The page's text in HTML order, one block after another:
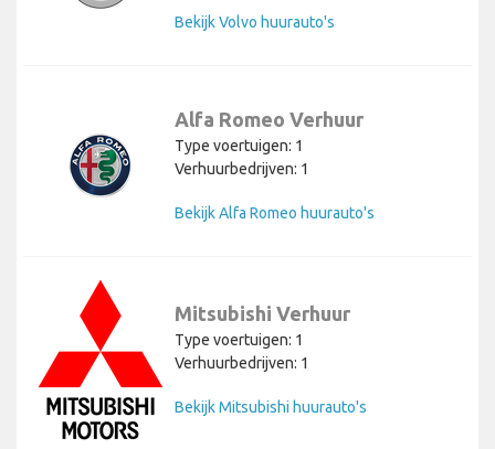
Bekijk Volvo huurauto's
Alfa Romeo Verhuur
Type voertuigen: 1
Verhuurbedrijven: 1
Bekijk Alfa Romeo huurauto's
Mitsubishi Verhuur
Type voertuigen: 1
Verhuurbedrijven: 1
Bekijk Mitsubishi huurauto's